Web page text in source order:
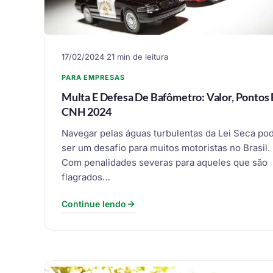
17/02/2024·21 min de leitura
PARA EMPRESAS
Multa E Defesa De Bafômetro: Valor, Pontos
CNH 2024
Navegar pelas águas turbulentas da Lei Seca
ser um desafio para muitos motoristas no Brasil.
Com penalidades severas para aqueles que são
flagrados…
Continue lendo